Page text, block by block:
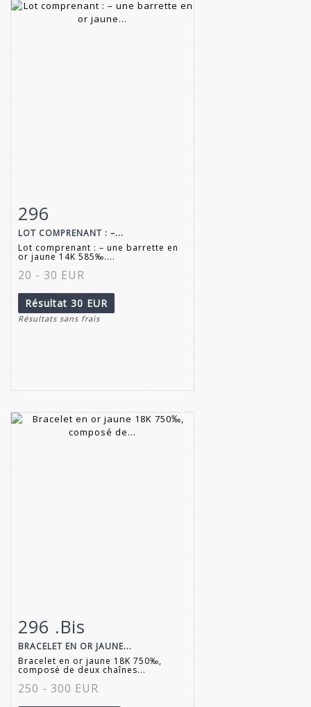
Fiche détaillée
296
LOT COMPRENANT : –...
Lot comprenant : – une barrette en
or jaune 14K 585‰....
20 - 30 EUR
Résultat 30 EUR
Résultats sans frais
Fiche détaillée
296 .Bis
BRACELET EN OR JAUNE...
Bracelet en or jaune 18K 750‰,
composé de deux chaînes...
250 - 300 EUR